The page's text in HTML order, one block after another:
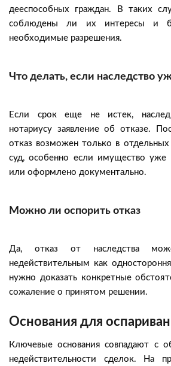
дееспособных граждан. В таких
соблюдены ли их интересы и
необходимые разрешения.
Что делать, если наследство
Если срок еще не истек,
нотариусу заявление об отказе.
отказ возможен только в отдельных
суд, особенно если имущество уже
или оформлено документально.
Можно ли оспорить отказ
Да, отказ от наследства
недействительным как
нужно доказать конкретные
сожаление о принятом решении.
Основания для
Ключевые основания совпадают с
недействительности сделок. На